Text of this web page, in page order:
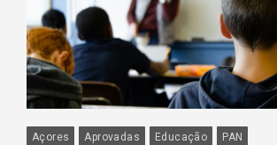
Açores Aprovadas Educação
PAN